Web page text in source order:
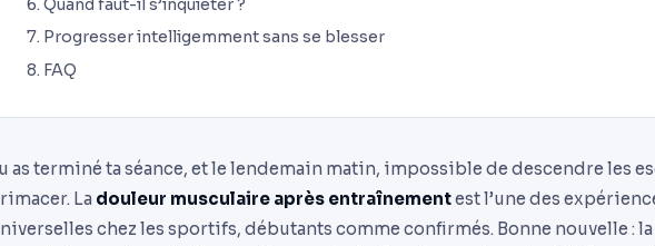
Quand faut-il s’inquiéter ?
Progresser intelligemment sans se blesser
FAQ
as terminé ta séance, et le lendemain matin, impossible de descendre les
La douleur musculaire après entraînementest l’une des
chez les sportifs, débutants comme confirmés. Bonne nouvelle : la